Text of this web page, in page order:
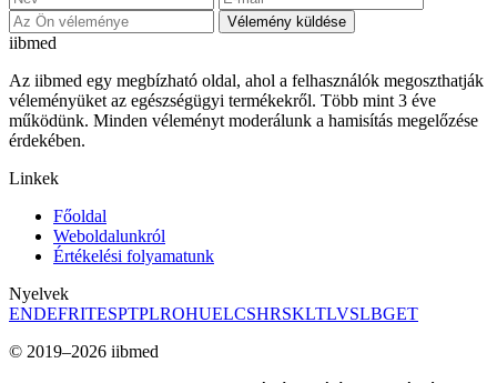
Vélemény küldése
iibmed
Az iibmed egy megbízható oldal, ahol a felhasználók megoszthatják
véleményüket az egészségügyi termékekről. Több mint 3 éve
működünk. Minden véleményt moderálunk a hamisítás megelőzése
érdekében.
Linkek
Főoldal
Weboldalunkról
Értékelési folyamatunk
Nyelvek
ENDEFRITESPTPLROHUELCSHRSKLTLVSLBGET
© 2019–2026 iibmed